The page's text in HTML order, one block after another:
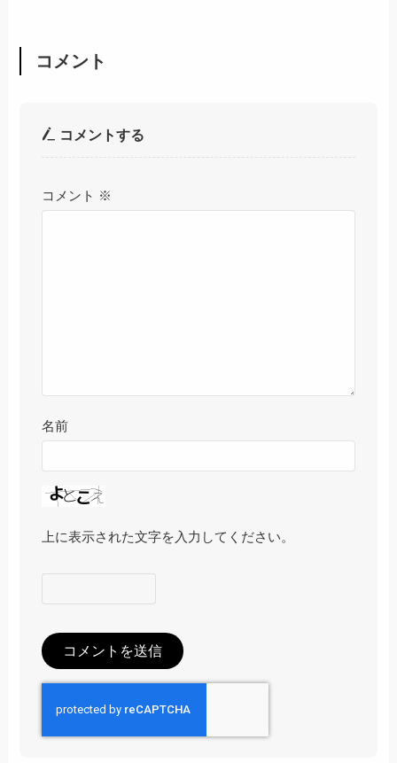
コメント
コメントする
コメント ※
名前
上に表示された文字を入力してください。